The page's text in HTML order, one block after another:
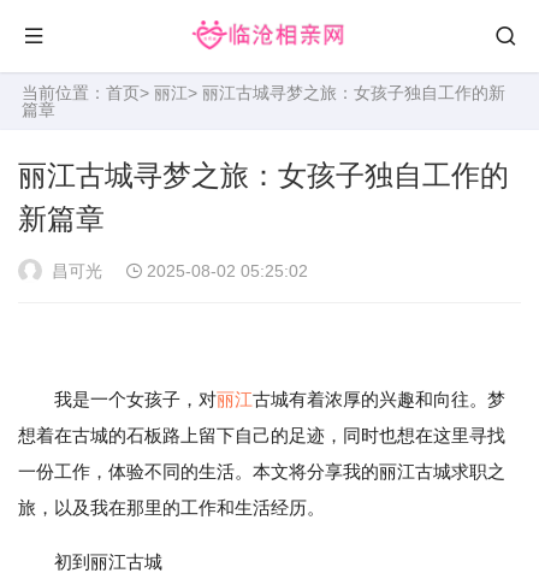
当前位置： 首页> 丽江> 丽江古城寻梦之旅：女孩子独自工作的新
篇章
丽江古城寻梦之旅：女孩子独自工作的
新篇章
昌可光 2025-08-02 05:25:02
我是一个女孩子，对丽江古城有着浓厚的兴趣和向往。梦
想着在古城的石板路上留下自己的足迹，同时也想在这里寻找
一份工作，体验不同的生活。本文将分享我的丽江古城求职之
旅，以及我在那里的工作和生活经历。
初到丽江古城